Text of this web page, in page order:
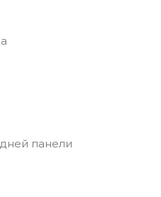
панели